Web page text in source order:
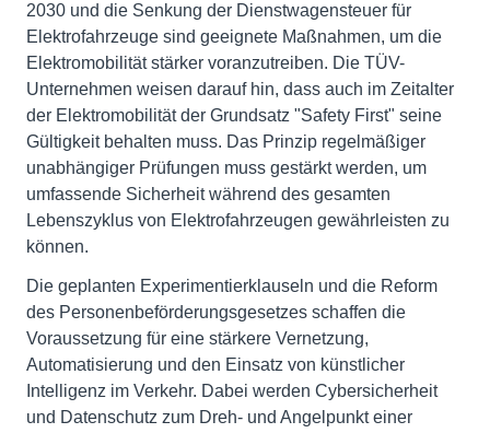
2030 und die Senkung der Dienstwagensteuer für
Elektrofahrzeuge sind geeignete Maßnahmen, um die
Elektromobilität stärker voranzutreiben. Die TÜV-
Unternehmen weisen darauf hin, dass auch im Zeitalter
der Elektromobilität der Grundsatz "Safety First" seine
Gültigkeit behalten muss. Das Prinzip regelmäßiger
unabhängiger Prüfungen muss gestärkt werden, um
umfassende Sicherheit während des gesamten
Lebenszyklus von Elektrofahrzeugen gewährleisten zu
können.
Die geplanten Experimentierklauseln und die Reform
des Personenbeförderungsgesetzes schaffen die
Voraussetzung für eine stärkere Vernetzung,
Automatisierung und den Einsatz von künstlicher
Intelligenz im Verkehr. Dabei werden Cybersicherheit
und Datenschutz zum Dreh- und Angelpunkt einer